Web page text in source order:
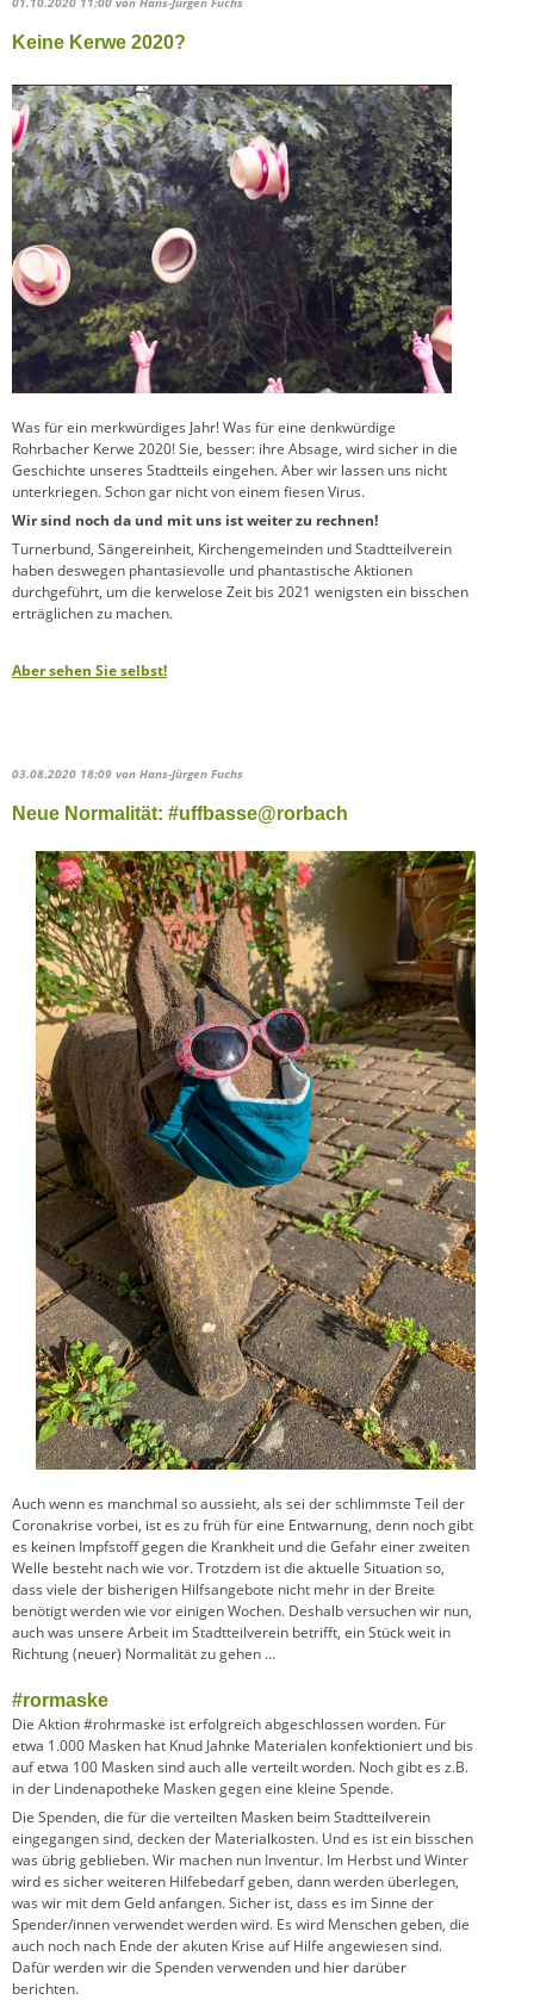
Keine Kerwe 2020?
Was für ein merkwürdiges Jahr! Was für eine denkwürdige
Rohrbacher Kerwe 2020! Sie, besser: ihre Absage, wird sicher in die
Geschichte unseres Stadtteils eingehen. Aber wir lassen uns nicht
unterkriegen. Schon gar nicht von einem fiesen Virus.
Wir sind noch da und mit uns ist weiter zu rechnen!
Turnerbund, Sängereinheit, Kirchengemeinden und Stadtteilverein
haben deswegen phantasievolle und phantastische Aktionen
durchgeführt, um die kerwelose Zeit bis 2021 wenigsten ein bisschen
erträglichen zu machen.
Aber sehen Sie selbst!
03.08.2020 18:09 von Hans-Jürgen Fuchs
Neue Normalität: #uffbasse@rorbach
Auch wenn es manchmal so aussieht, als sei der schlimmste Teil der
Coronakrise vorbei, ist es zu früh für eine Entwarnung, denn noch gibt
es keinen Impfstoff gegen die Krankheit und die Gefahr einer zweiten
Welle besteht nach wie vor. Trotzdem ist die aktuelle Situation so,
dass viele der bisherigen Hilfsangebote nicht mehr in der Breite
benötigt werden wie vor einigen Wochen. Deshalb versuchen wir nun,
auch was unsere Arbeit im Stadtteilverein betrifft, ein Stück weit in
Richtung (neuer) Normalität zu gehen …
#rormaske
Die Aktion #rohrmaske ist erfolgreich abgeschlossen worden. Für
etwa 1.000 Masken hat Knud Jahnke Materialen konfektioniert und bis
auf etwa 100 Masken sind auch alle verteilt worden. Noch gibt es z.B.
in der Lindenapotheke Masken gegen eine kleine Spende.
Die Spenden, die für die verteilten Masken beim Stadtteilverein
eingegangen sind, decken der Materialkosten. Und es ist ein bisschen
was übrig geblieben. Wir machen nun Inventur. Im Herbst und Winter
wird es sicher weiteren Hilfebedarf geben, dann werden überlegen,
was wir mit dem Geld anfangen. Sicher ist, dass es im Sinne der
Spender/innen verwendet werden wird. Es wird Menschen geben, die
auch noch nach Ende der akuten Krise auf Hilfe angewiesen sind.
Dafür werden wir die Spenden verwenden und hier darüber
berichten.